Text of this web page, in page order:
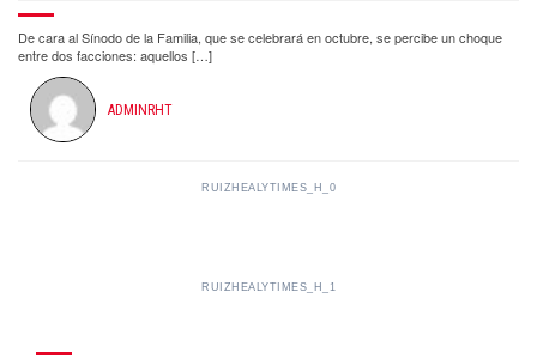
De cara al Sínodo de la Familia, que se celebrará en octubre, se percibe un choque
entre dos facciones: aquellos […]
ADMINRHT
RUIZHEALYTIMES_H_0
RUIZHEALYTIMES_H_1